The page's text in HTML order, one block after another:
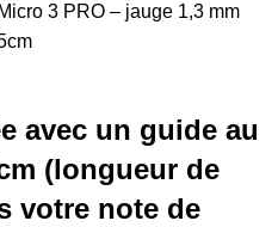
3 PRO – jauge 1,3 mm
avec un guide au
(longueur de
votre note de